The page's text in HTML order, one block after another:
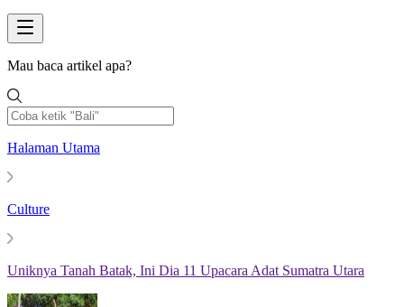
Mau baca artikel apa?
Halaman Utama
Culture
Uniknya Tanah Batak, Ini Dia 11 Upacara Adat Sumatra Utara